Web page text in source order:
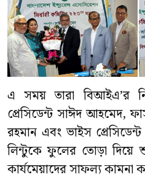
এ সময় তারা বিআইএ’র
প্রেসিডেন্ট সাঈদ আহমেদ,
রহমান এবং ভাইস
লিন্টুকে ফুলের তোড়া দিয়ে
কার্যমেয়াদের সাফল্য কামনা